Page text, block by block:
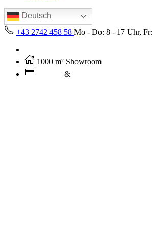
Deutsch
+43 2742 458 58 Mo - Do: 8 - 17 Uhr,
1000 m² Showroom
&